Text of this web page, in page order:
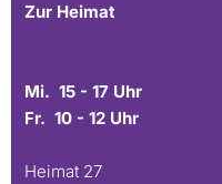
Zur Heimat
Mi. 15 - 17 Uhr
Fr. 10 - 12 Uhr
Heimat 27